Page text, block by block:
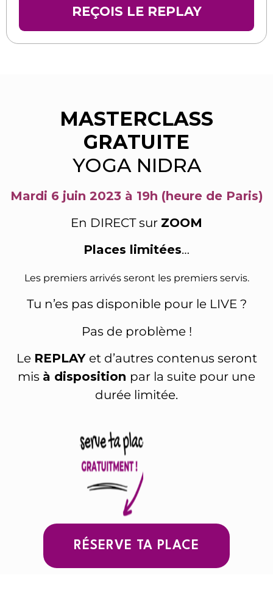
REÇOIS LE REPLAY
MASTERCLASS
GRATUITE
YOGA NIDRA
Mardi 6 juin 2023 à 19h (heure de Paris)
En DIRECT sur ZOOM
Places limitées…
Les premiers arrivés seront les premiers servis.
Tu n’es pas disponible pour le LIVE ?
Pas de problème !
Le REPLAY et d’autres contenus seront
mis à disposition par la suite pour une
durée limitée.
RÉSERVE TA PLACE